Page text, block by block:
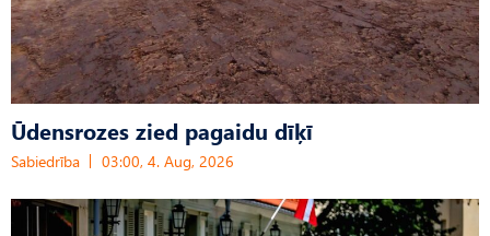
Ūdensrozes zied pagaidu dīķī
Sabiedrība 03:00, 4. Aug, 2026